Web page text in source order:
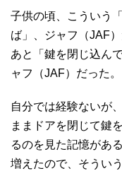
子供の頃、こういう
ば」、ジャフ（JAF）
あと「鍵を閉じ込ん
ャフ（JAF）だった。
自分では経験ないが
ままドアを閉じて鍵
るのを見た記憶があ
増えたので、そうい